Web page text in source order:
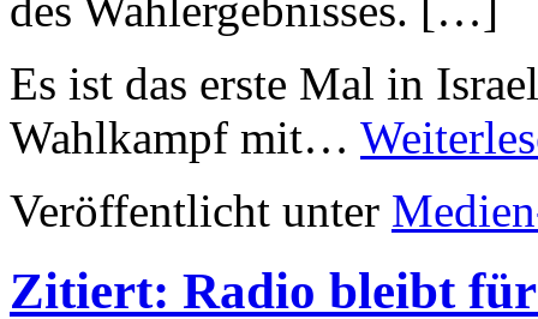
des Wahlergebnisses. […]
Es ist das erste Mal in
Wahlkampf mit…
Veröffentlicht unter
Zitiert: Radio bleibt